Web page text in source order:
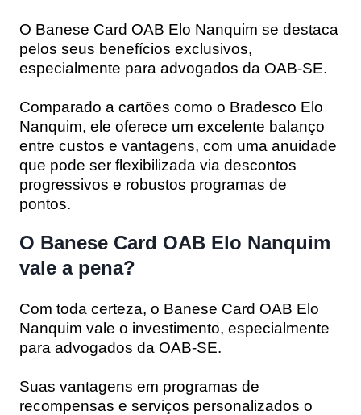
O Banese Card OAB Elo Nanquim se destaca
pelos seus benefícios exclusivos,
especialmente para advogados da OAB-SE.
Comparado a cartões como o Bradesco Elo
Nanquim, ele oferece um excelente balanço
entre custos e vantagens, com uma anuidade
que pode ser flexibilizada via descontos
progressivos e robustos programas de
pontos.
O Banese Card OAB Elo Nanquim
vale a pena?
Com toda certeza, o Banese Card OAB Elo
Nanquim vale o investimento, especialmente
para advogados da OAB-SE.
Suas vantagens em programas de
recompensas e serviços personalizados o